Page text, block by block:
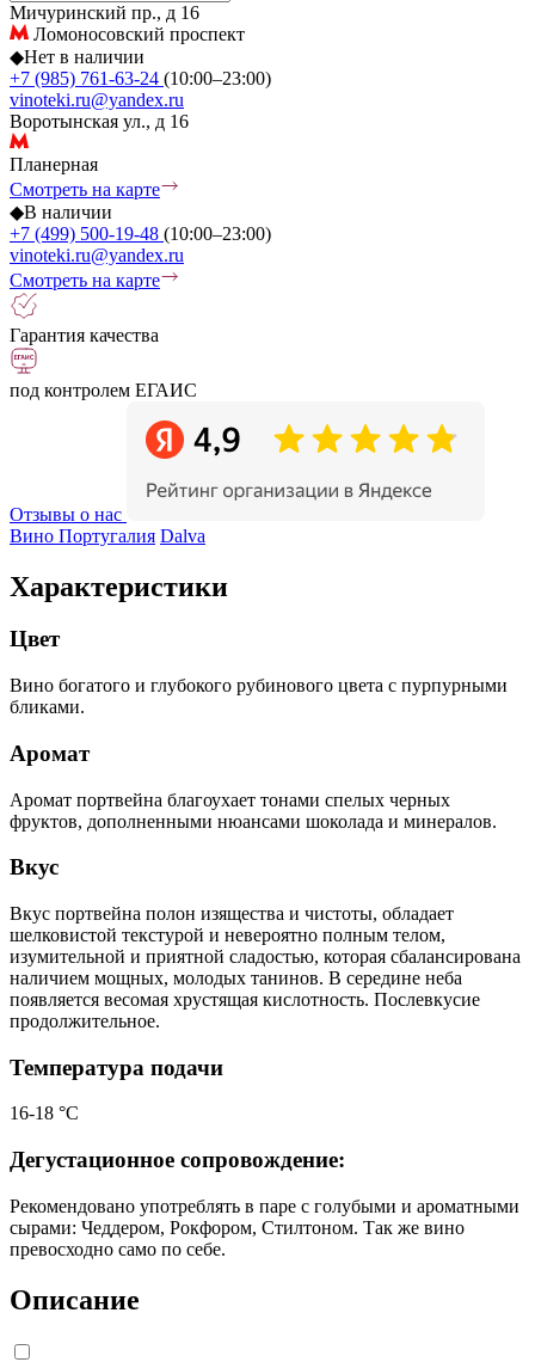
Мичуринский пр., д 16
Ломоносовский проспект
◆Нет в наличии
+7 (985) 761-63-24 (10:00–23:00)
vinoteki.ru@yandex.ru
Воротынская ул., д 16
Планерная
Смотреть на карте
◆В наличии
+7 (499) 500-19-48 (10:00–23:00)
vinoteki.ru@yandex.ru
Смотреть на карте
Гарантия качества
под контролем ЕГАИС
Отзывы о нас
Вино Португалия Dalva
Характеристики
Цвет
Вино богатого и глубокого рубинового цвета с пурпурными
бликами.
Аромат
Аромат портвейна благоухает тонами спелых черных
фруктов, дополненными нюансами шоколада и минералов.
Вкус
Вкус портвейна полон изящества и чистоты, обладает
шелковистой текстурой и невероятно полным телом,
изумительной и приятной сладостью, которая сбалансирована
наличием мощных, молодых танинов. В середине неба
появляется весомая хрустящая кислотность. Послевкусие
продолжительное.
Температура подачи
16-18 °С
Дегустационное сопровождение:
Рекомендовано употреблять в паре с голубыми и ароматными
сырами: Чеддером, Рокфором, Стилтоном. Так же вино
превосходно само по себе.
Описание